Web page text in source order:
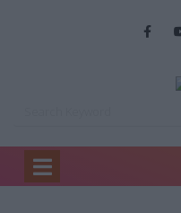
Home
Κωνσταντόπουλος: